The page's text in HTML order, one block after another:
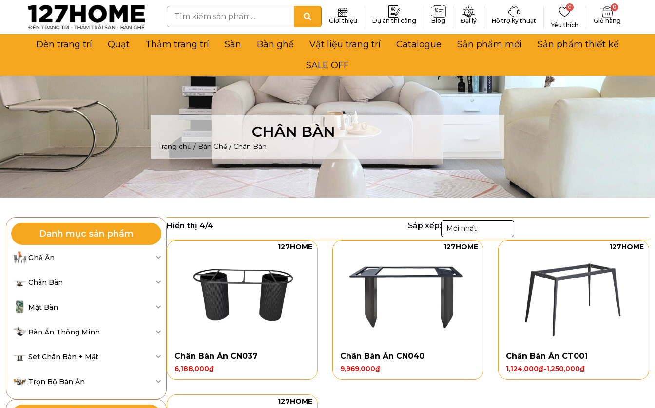
Giới thiệu Dự án thi công Blog Đại lý Hỗ trợ kỹ thuật
Yêu thích
0 0
Đèn trang trí Quạt Thảm trang trí Sàn Bàn ghế Vật liệu trang trí Catalogue Sản phẩm mới
Sản phẩm thiết kế
SALE OFF
CHÂN BÀN
Trang chủ / Bàn Ghế / Chân Bàn
Danh mục sản phẩm
Ghế Ăn
Chân Bàn
Mặt Bàn
Bàn Ăn Thông Minh
Set Chân Bàn + Mặt
Trọn Bộ Bàn Ăn
Hiển thị 4/4 Sắp xếp: Mới nhất
127HOME
Chân Bàn Ăn CN037
6,188,000₫
127HOME
Chân Bàn Ăn CN040
9,969,000₫
127HOME
Chân Bàn Ăn CT001
1,124,000₫-1,250,000₫
127HOME